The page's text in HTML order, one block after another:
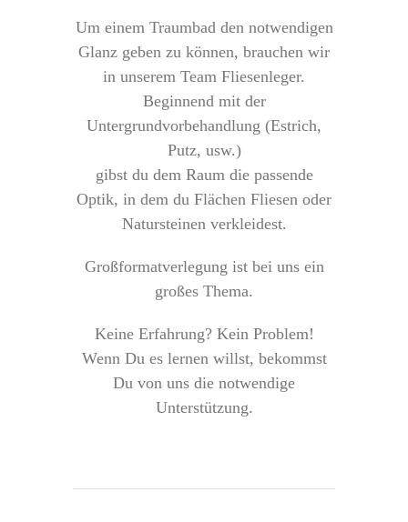
Um einem Traumbad den notwendigen
Glanz geben zu können, brauchen wir
in unserem Team Fliesenleger.
Beginnend mit der
Untergrundvorbehandlung (Estrich,
Putz, usw.)
gibst du dem Raum die passende
Optik, in dem du Flächen Fliesen oder
Natursteinen verkleidest.
Großformatverlegung ist bei uns ein
großes Thema.
Keine Erfahrung? Kein Problem!
Wenn Du es lernen willst, bekommst
Du von uns die notwendige
Unterstützung.